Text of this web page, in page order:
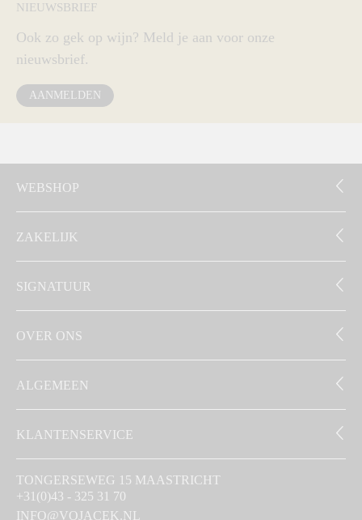
NIEUWSBRIEF
Ook zo gek op wijn? Meld je aan voor onze
nieuwsbrief.
AANMELDEN
WEBSHOP
ZAKELIJK
SIGNATUUR
OVER ONS
ALGEMEEN
KLANTENSERVICE
TONGERSEWEG 15 MAASTRICHT
+31(0)43 - 325 31 70
INFO@VOJACEK.NL